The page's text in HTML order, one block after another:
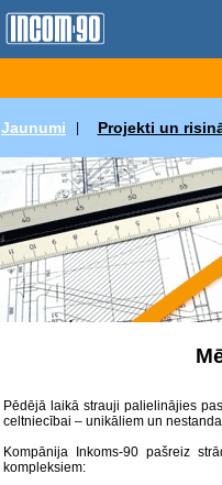
Jaunumi Projekti un
Pēdējā laikā strauji palielinājies
celtniecībai – unikāliem un
Kompānija Inkoms-90 pašreiz
kompleksiem: